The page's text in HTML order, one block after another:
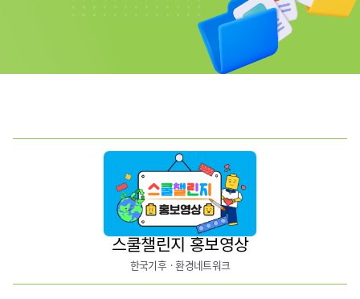
스쿨챌린지 홍보영상
한국기후ㆍ환경네트워크